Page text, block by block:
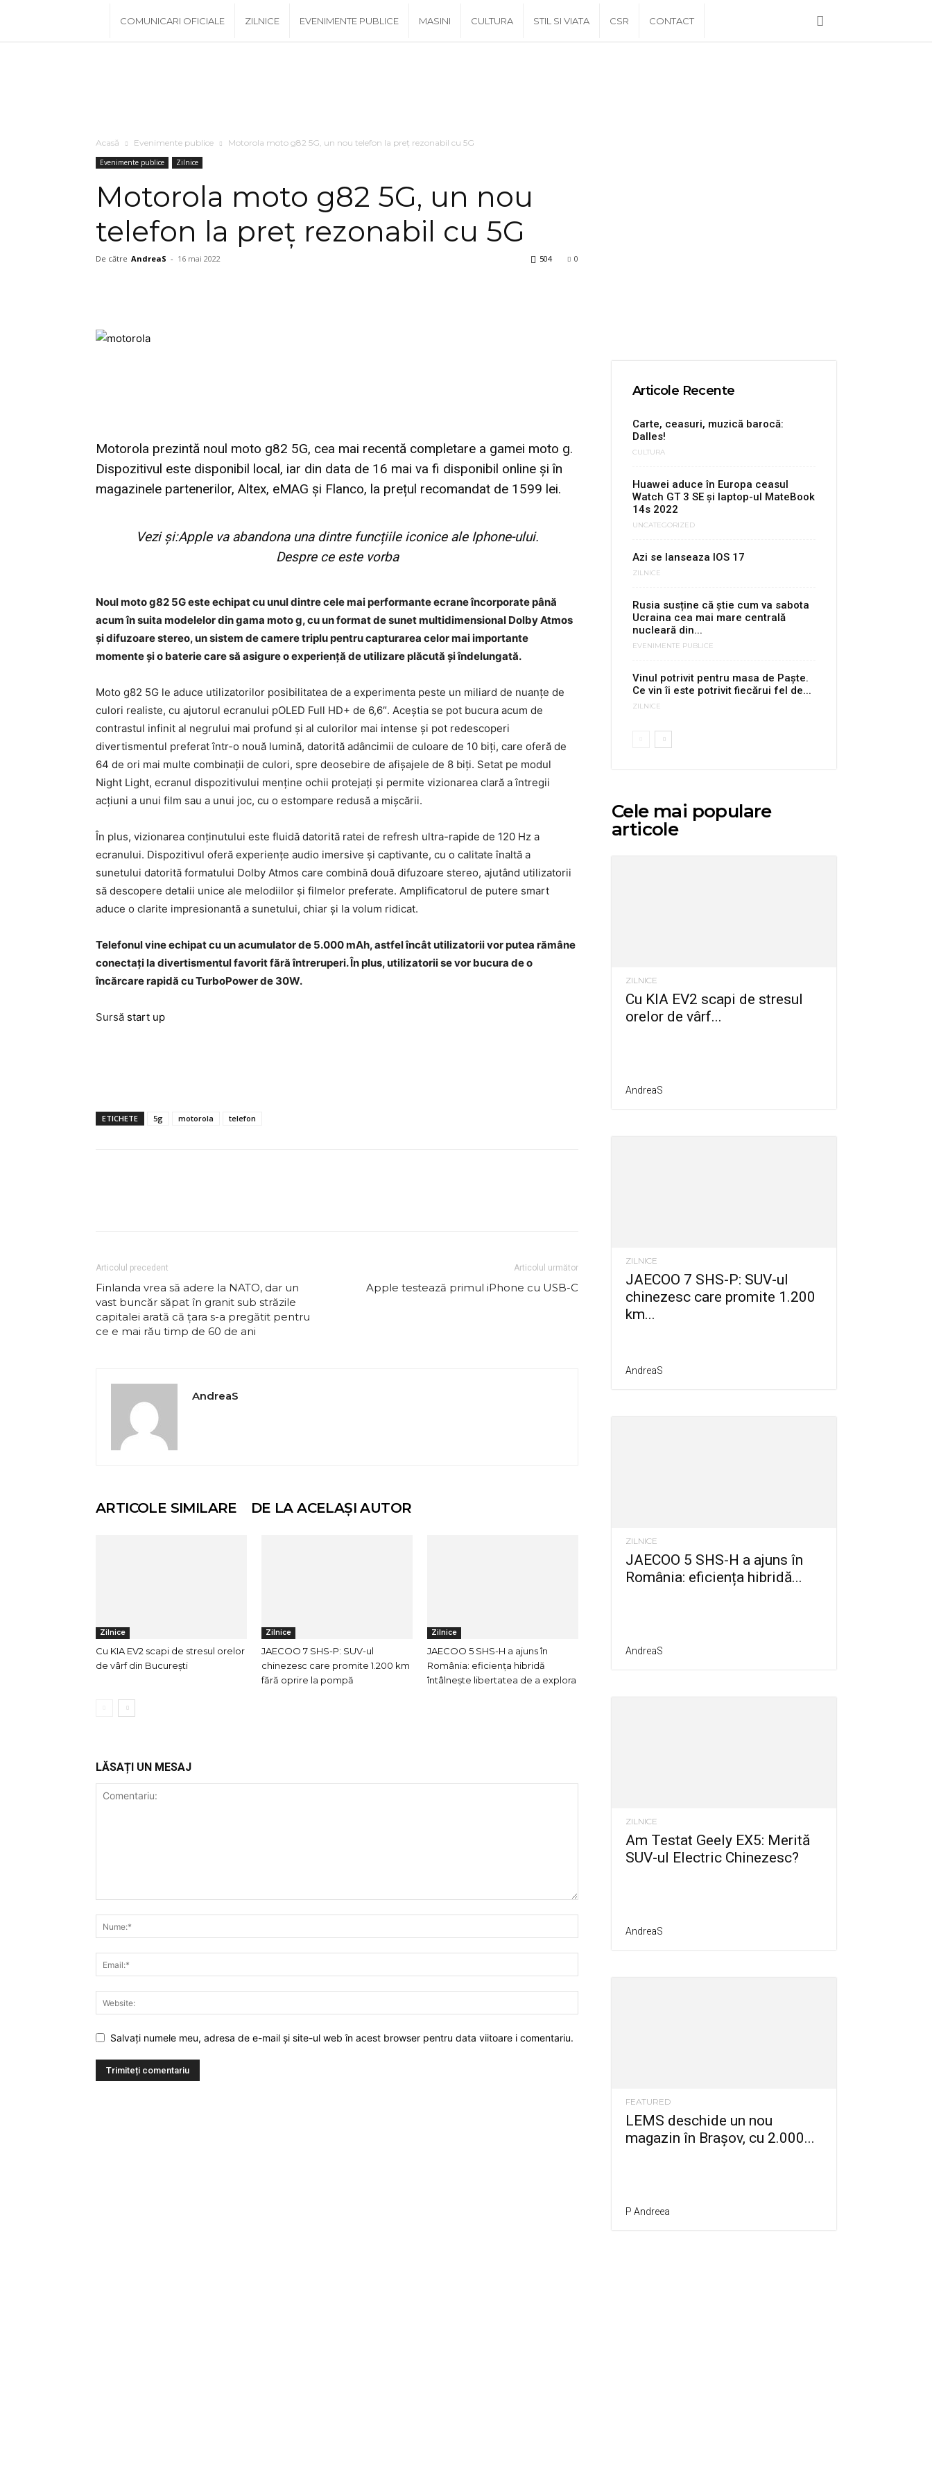
www.PRescu.ro
COMUNICARI OFICIALE ZILNICE EVENIMENTE PUBLICE MASINI CULTURA STIL SI VIATA CSR CONTACT
Acasă Evenimente publice Motorola moto g82 5G, un nou telefon la preț rezonabil cu 5G
Evenimente publice Zilnice
Motorola moto g82 5G, un nou
telefon la preț rezonabil cu 5G
De către AndreaS - 16 mai 2022 0
504
Motorola prezintă noul moto g82 5G, cea mai recentă completare a gamei moto g.
Dispozitivul este disponibil local, iar din data de 16 mai va fi disponibil online și în
magazinele partenerilor, Altex, eMAG și Flanco, la prețul recomandat de 1599 lei.
Vezi și:Apple va abandona una dintre funcțiile iconice ale Iphone-ului.
Despre ce este vorba
Noul moto g82 5G este echipat cu unul dintre cele mai performante ecrane încorporate până
acum în suita modelelor din gama moto g, cu un format de sunet multidimensional Dolby Atmos
și difuzoare stereo, un sistem de camere triplu pentru capturarea celor mai importante
momente și o baterie care să asigure o experiență de utilizare plăcută și îndelungată.
Moto g82 5G le aduce utilizatorilor posibilitatea de a experimenta peste un miliard de nuanțe de
culori realiste, cu ajutorul ecranului pOLED Full HD+ de 6,6″. Aceștia se pot bucura acum de
contrastul infinit al negrului mai profund și al culorilor mai intense și pot redescoperi
divertismentul preferat într-o nouă lumină, datorită adâncimii de culoare de 10 biți, care oferă de
64 de ori mai multe combinații de culori, spre deosebire de afișajele de 8 biți. Setat pe modul
Night Light, ecranul dispozitivului menține ochii protejați și permite vizionarea clară a întregii
acțiuni a unui film sau a unui joc, cu o estompare redusă a mișcării.
În plus, vizionarea conținutului este fluidă datorită ratei de refresh ultra-rapide de 120 Hz a
ecranului. Dispozitivul oferă experiențe audio imersive și captivante, cu o calitate înaltă a
sunetului datorită formatului Dolby Atmos care combină două difuzoare stereo, ajutând utilizatorii
să descopere detalii unice ale melodiilor și filmelor preferate. Amplificatorul de putere smart
aduce o clarite impresionantă a sunetului, chiar și la volum ridicat.
Telefonul vine echipat cu un acumulator de 5.000 mAh, astfel încât utilizatorii vor putea rămâne
conectați la divertismentul favorit fără întreruperi. În plus, utilizatorii se vor bucura de o
încărcare rapidă cu TurboPower de 30W.
Sursă start up
ETICHETE 5g motorola telefon
Articolul precedent
Finlanda vrea să adere la NATO, dar un
vast buncăr săpat în granit sub străzile
capitalei arată că țara s-a pregătit pentru
ce e mai rău timp de 60 de ani
Articolul următor
Apple testează primul iPhone cu USB-C
AndreaS
ARTICOLE SIMILARE DE LA ACELAȘI AUTOR
Zilnice
Cu KIA EV2 scapi de stresul orelor
de vârf din București
Zilnice
JAECOO 7 SHS-P: SUV-ul
chinezesc care promite 1.200 km
fără oprire la pompă
Zilnice
JAECOO 5 SHS-H a ajuns în
România: eficiența hibridă
întâlnește libertatea de a explora
LĂSAȚI UN MESAJ
Salvați numele meu, adresa de e-mail și site-ul web în acest browser pentru data viitoare i comentariu.
Articole Recente
Carte, ceasuri, muzică barocă:
Dalles!
CULTURA
Huawei aduce în Europa ceasul
Watch GT 3 SE şi laptop-ul MateBook
14s 2022
UNCATEGORIZED
Azi se lanseaza IOS 17
ZILNICE
Rusia susține că știe cum va sabota
Ucraina cea mai mare centrală
nucleară din...
EVENIMENTE PUBLICE
Vinul potrivit pentru masa de Paște.
Ce vin îi este potrivit fiecărui fel de...
ZILNICE
Cele mai populare
articole
ZILNICE
Cu KIA EV2 scapi de stresul
orelor de vârf...
AndreaS
ZILNICE
JAECOO 7 SHS-P: SUV-ul
chinezesc care promite 1.200
km...
AndreaS
ZILNICE
JAECOO 5 SHS-H a ajuns în
România: eficiența hibridă...
AndreaS
ZILNICE
Am Testat Geely EX5: Merită
SUV-ul Electric Chinezesc?
AndreaS
FEATURED
LEMS deschide un nou
magazin în Brașov, cu 2.000...
P Andreea